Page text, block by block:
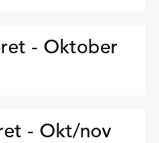
- Oktober
- Okt/nov